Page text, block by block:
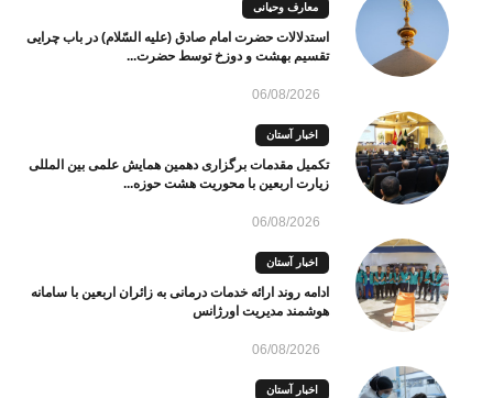
معارف وحیانی
استدلالات حضرت امام صادق (علیه السّلام) در باب چرایی
تقسیم بهشت و دوزخ توسط حضرت...
06/08/2026
اخبار آستان
تکمیل مقدمات برگزاری دهمین همایش علمی بین المللی
زیارت اربعین با محوریت هشت حوزه...
06/08/2026
اخبار آستان
ادامه روند ارائه خدمات درمانی به زائران اربعین با سامانه
هوشمند مدیریت اورژانس
06/08/2026
اخبار آستان